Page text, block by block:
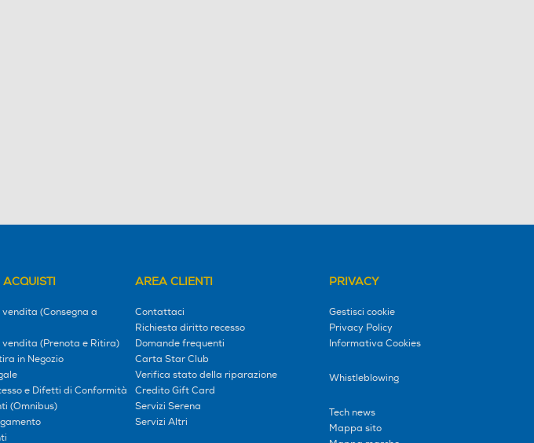
ACQUISTI
(Consegna a
vendita (Prenota e Ritira)
in Negozio
e Difetti di Conformità
(Omnibus)
AREA CLIENTI
Contattaci
Richiesta diritto recesso
Domande frequenti
Carta Star Club
Verifica stato della riparazione
Credito Gift Card
Servizi Serena
Servizi Altri
PRIVACY
Gestisci cookie
Privacy Policy
Informativa Cookies
Whistleblowing
Tech news
Mappa sito